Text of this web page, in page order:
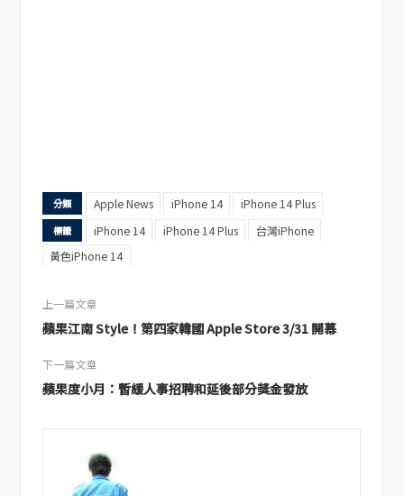
分類 Apple News iPhone 14 iPhone 14 Plus
標籤 iPhone 14 iPhone 14 Plus
台灣iPhone
黃色iPhone 14
上一篇文章
蘋果江南 Style！第四家韓國 Apple Store 3/31 開幕
下一篇文章
蘋果度小月：暫緩人事招聘和延後部分獎金發放